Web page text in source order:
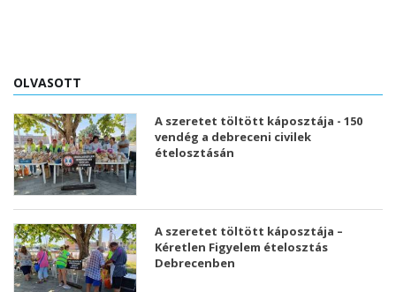
OLVASOTT
A szeretet töltött káposztája - 150
vendég a debreceni civilek
ételosztásán
A szeretet töltött káposztája –
Kéretlen Figyelem ételosztás
Debrecenben